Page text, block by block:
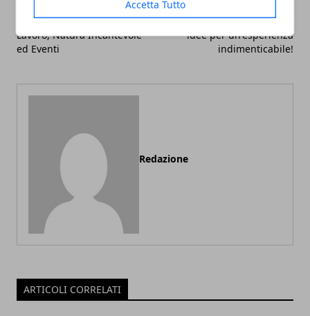
Accetta Tutto
Equilibrio Tra Sicurezza,
Lavoro, Natura Incantevole
ed Eventi
Celebrare la notte di San
Silvestro all'ultimo minuto:
idee per un'esperienza
indimenticabile!
Redazione
ARTICOLI CORRELATI